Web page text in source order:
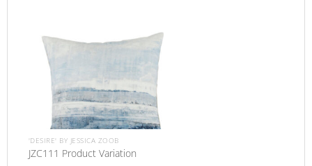
'DESIRE' BY JESSICA ZOOB
JZC111 Product Variation